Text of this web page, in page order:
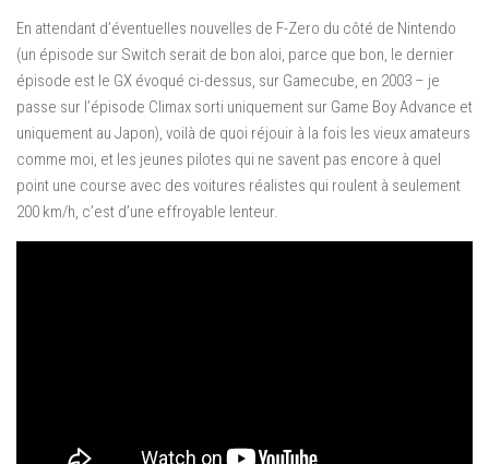
En attendant d’éventuelles nouvelles de F-Zero du côté de Nintendo
(un épisode sur Switch serait de bon aloi, parce que bon, le dernier
épisode est le GX évoqué ci-dessus, sur Gamecube, en 2003 – je
passe sur l’épisode Climax sorti uniquement sur Game Boy Advance et
uniquement au Japon), voilà de quoi réjouir à la fois les vieux amateurs
comme moi, et les jeunes pilotes qui ne savent pas encore à quel
point une course avec des voitures réalistes qui roulent à seulement
200 km/h, c’est d’une effroyable lenteur.